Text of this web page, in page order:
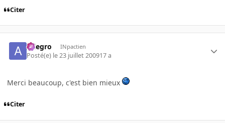
Citer
Allegro INpactien
Posté(e) le 23 juillet 200917 a
Merci beaucoup, c'est bien mieux
Citer